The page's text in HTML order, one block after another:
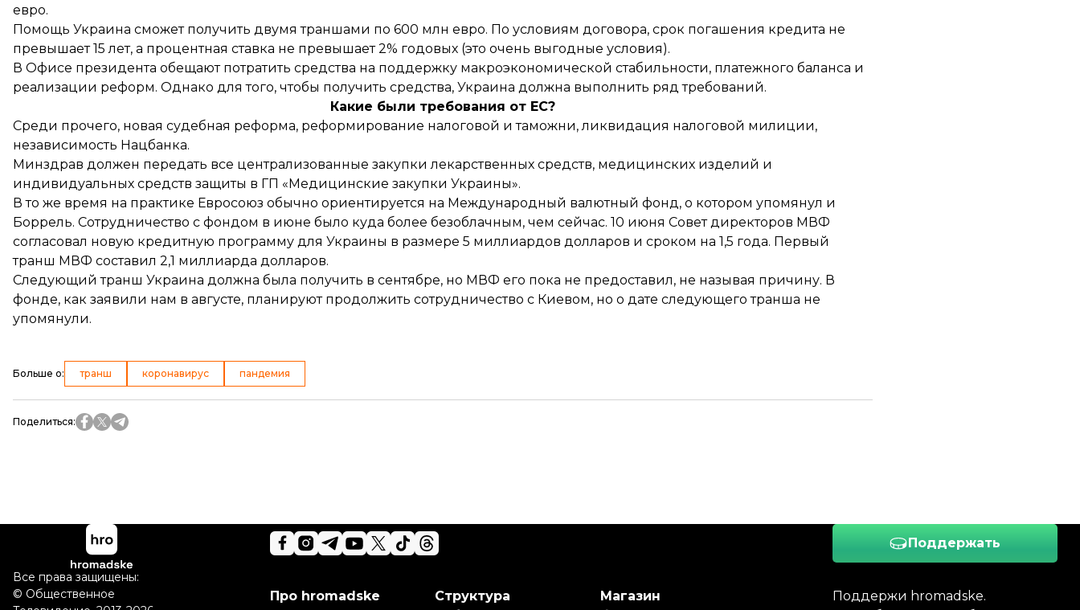
евро.
Помощь Украина сможет получить двумя траншами по 600 млн евро. По условиям договора, срок погашения кредита не
превышает 15 лет, а процентная ставка не превышает 2% годовых (это очень выгодные условия).
В Офисе президента обещаютпотратить средства на поддержку макроэкономической стабильности, платежного баланса и
реализации реформ. Однако для того, чтобы получить средства, Украина должна выполнить ряд требований.
Какие были требования от ЕС?
Среди прочего, новая судебная реформа, реформирование налоговой и таможни, ликвидация налоговой милиции,
независимость Нацбанка.
Минздрав должен передать все централизованные закупки лекарственных средств, медицинских изделий и
индивидуальных средств защиты в ГП «Медицинские закупки Украины».
В то же время на практике Евросоюз обычно ориентируется на Международный валютный фонд, о котором упомянул и
Боррель. Сотрудничество с фондом в июне было куда более безоблачным, чем сейчас. 10 июня Совет директоров МВФ
согласовал новую кредитную программу для Украины в размере 5 миллиардов долларов и сроком на 1,5 года. Первый
транш МВФ составил 2,1 миллиарда долларов.
Следующий транш Украина должна была получить в сентябре, но МВФ его пока не предоставил, не называя причину. В
фонде, как заявили нам в августе, планируют продолжить сотрудничество с Киевом, но о дате следующего транша не
упомянули.
Больше о: транш коронавирус пандемия
Поделиться:
Поддержать
Поддержи hromadske.
Про hromadske
Структура
Магазин
Все права защищены:
© Общественное